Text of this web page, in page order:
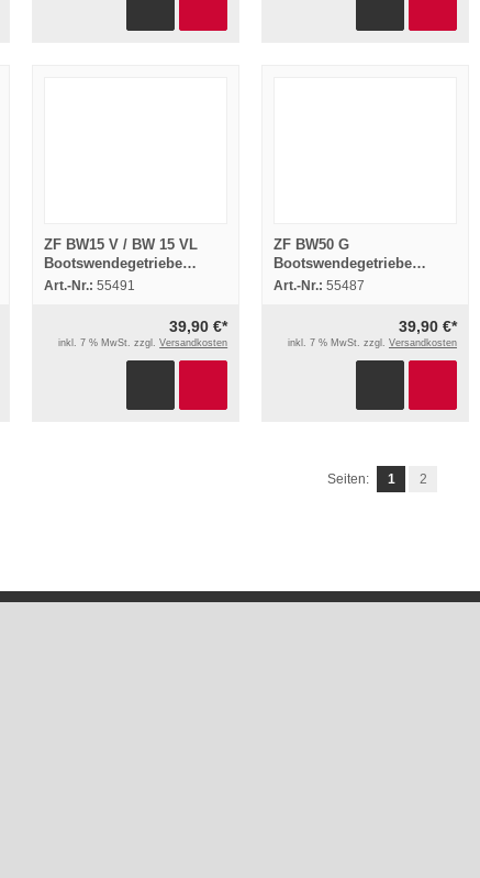
ZF BW15 V / BW 15 VL
Bootswendegetriebe
Reparaturanleitung
Art.-Nr.: 55491
39,90 €*
inkl. 7 % MwSt. zzgl.Versandkosten
ZF BW50 G
Bootswendegetriebe
Reparaturanleitung
Art.-Nr.: 55487
39,90 €*
inkl. 7 % MwSt. zzgl. Versandkosten
Seiten: 1 2